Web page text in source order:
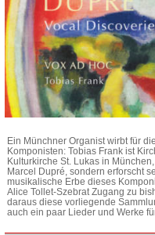
Ein Münchner Organist wirbt für
Komponisten: Tobias Frank ist
Kulturkirche St. Lukas in
Marcel Dupré, sondern erforscht
musikalische Erbe dieses
Alice Tollet-Szebrat Zugang zu
daraus diese vorliegende
auch ein paar Lieder und Werke